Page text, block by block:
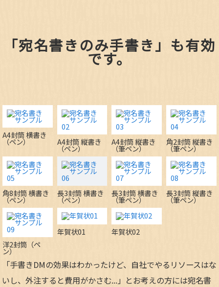
「宛名書きのみ手書き」も有効
です。
A4封筒 横書き
（ペン） A4封筒 縦書き
（ペン）
A4封筒 縦書き
（筆ペン）
角2封筒 縦書き
（筆ペン）
角8封筒 横書き
（ペン）
長3封筒 横書き
（ペン）
長3封筒 横書き
（筆ペン）
長3封筒 縦書き
（筆ペン）
洋2封筒（ペ
ン）
年賀状01 年賀状02
「手書きDMの効果はわかったけど、自社でやるリソースはな
いし、外注すると費用がかさむ...」とお考えの方には宛名書